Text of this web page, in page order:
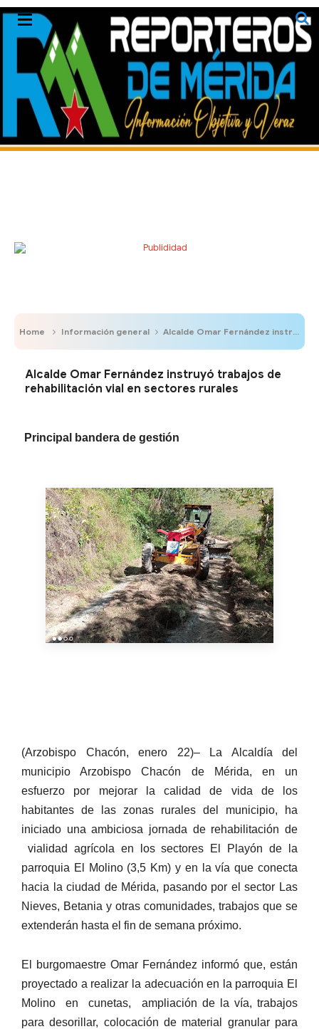
Home Información general Alcalde Omar Fernández instruyó trabajos de rehabilitación vial en sectores rurales
Alcalde Omar Fernández instruyó trabajos de
rehabilitación vial en sectores rurales
Principal bandera de gestión
(Arzobispo Chacón, enero 22)– La Alcaldía del
municipio Arzobispo Chacón de Mérida, en un
esfuerzo por mejorar la calidad de vida de los
habitantes de las zonas rurales del municipio, ha
iniciado una ambiciosa jornada de rehabilitación de
vialidad agrícola en los sectores El Playón de la
parroquia El Molino (3,5 Km) y en la vía que conecta
hacia la ciudad de Mérida, pasando por el sector Las
Nieves, Betania y otras comunidades, trabajos que se
extenderán hasta el fin de semana próximo.
El burgomaestre Omar Fernández informó que, están
proyectado a realizar la adecuación en la parroquia El
Molino en cunetas, ampliación de la vía, trabajos
para desorillar, colocación de material granular para